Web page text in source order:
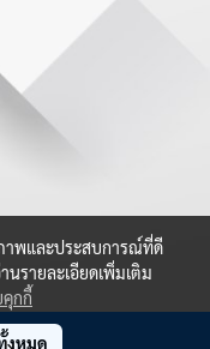
าพและประสบการณ์ที่ดี
นรายละเอียดเพิ่มเติม
กกี้
งหมด